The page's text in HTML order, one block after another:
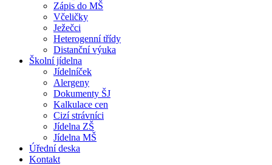
Zápis do MŠ
Včeličky
Ježečci
Heterogenní třídy
Distanční výuka
Školní jídelna
Jídelníček
Alergeny
Dokumenty ŠJ
Kalkulace cen
Cizí strávníci
Jídelna ZŠ
Jídelna MŠ
Úřední deska
Kontakt